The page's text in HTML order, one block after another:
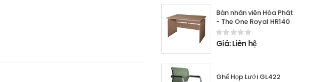
Bàn nhân viên Hòa Phát
- The One Royal HR140
Giá: Liên hệ
Ghế Họp Lưới GL422